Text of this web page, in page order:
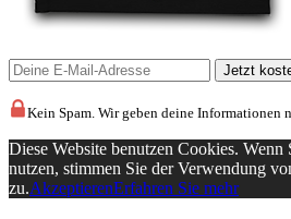
Kein Spam. Wir geben deine Informationen
Diese Website benutzen Cookies. Wenn
nutzen, stimmen Sie der Verwendung
zu.AkzeptierenErfahren Sie mehr